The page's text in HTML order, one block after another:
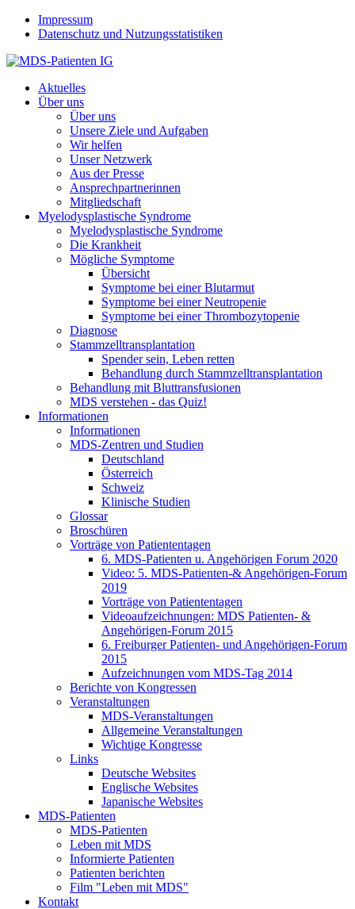
Jump to navigation
Impressum
Datenschutz und Nutzungsstatistiken
Aktuelles
Über uns
Über uns
Unsere Ziele und Aufgaben
Wir helfen
Unser Netzwerk
Aus der Presse
Ansprechpartnerinnen
Mitgliedschaft
Myelodysplastische Syndrome
Myelodysplastische Syndrome
Die Krankheit
Mögliche Symptome
Übersicht
Symptome bei einer Blutarmut
Symptome bei einer Neutropenie
Symptome bei einer Thrombozytopenie
Diagnose
Stammzelltransplantation
Spender sein, Leben retten
Behandlung durch Stammzelltransplantation
Behandlung mit Bluttransfusionen
MDS verstehen - das Quiz!
Informationen
Informationen
MDS-Zentren und Studien
Deutschland
Österreich
Schweiz
Klinische Studien
Glossar
Broschüren
Vorträge von Patiententagen
6. MDS-Patienten u. Angehörigen Forum 2020
Video: 5. MDS-Patienten-& Angehörigen-Forum
2019
Vorträge von Patiententagen
Videoaufzeichnungen: MDS Patienten- &
Angehörigen-Forum 2015
6. Freiburger Patienten- und Angehörigen-Forum
2015
Aufzeichnungen vom MDS-Tag 2014
Berichte von Kongressen
Veranstaltungen
MDS-Veranstaltungen
Allgemeine Veranstaltungen
Wichtige Kongresse
Links
Deutsche Websites
Englische Websites
Japanische Websites
MDS-Patienten
MDS-Patienten
Leben mit MDS
Informierte Patienten
Patienten berichten
Film "Leben mit MDS"
Kontakt